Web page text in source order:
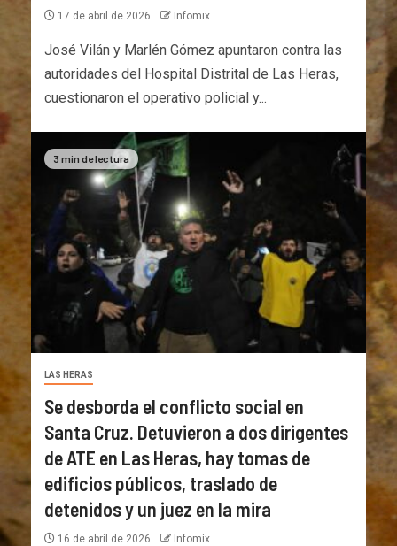
17 de abril de 2026 Infomix
José Vilán y Marlén Gómez apuntaron contra las
autoridades del Hospital Distrital de Las Heras,
cuestionaron el operativo policial y...
3 min de lectura
LAS HERAS
Se desborda el conflicto social en
Santa Cruz. Detuvieron a dos dirigentes
de ATE en Las Heras, hay tomas de
edificios públicos, traslado de
detenidos y un juez en la mira
16 de abril de 2026 Infomix